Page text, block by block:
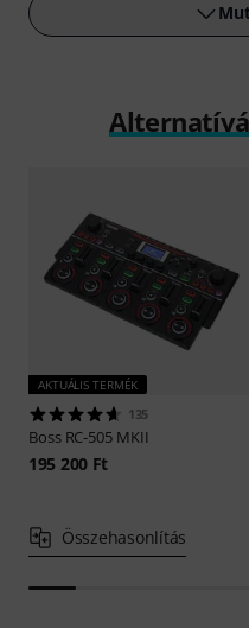
AKTUÁLIS TERMÉK
135
Boss RC-505 MKII
195 200 Ft
Összehasonlítás